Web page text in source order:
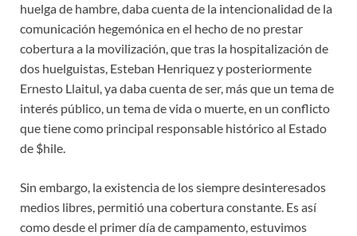
huelga de hambre, daba cuenta de la intencionalidad de la
comunicación hegemónica en el hecho de no prestar
cobertura a la movilización, que tras la hospitalización de
dos huelguistas, Esteban Henriquez y posteriormente
Ernesto Llaitul, ya daba cuenta de ser, más que un tema de
interés público, un tema de vida o muerte, en un conflicto
que tiene como principal responsable histórico al Estado
de $hile.
Sin embargo, la existencia de los siempre desinteresados
medios libres, permitió una cobertura constante. Es así
como desde el primer día de campamento, estuvimos